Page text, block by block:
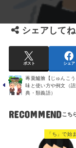
シェアしてね
ポスト シェア
蓴羹鱸膾【じゅんこ
味と使い方や例文（
典・類義語）
RECOMMEND
「ち」で始